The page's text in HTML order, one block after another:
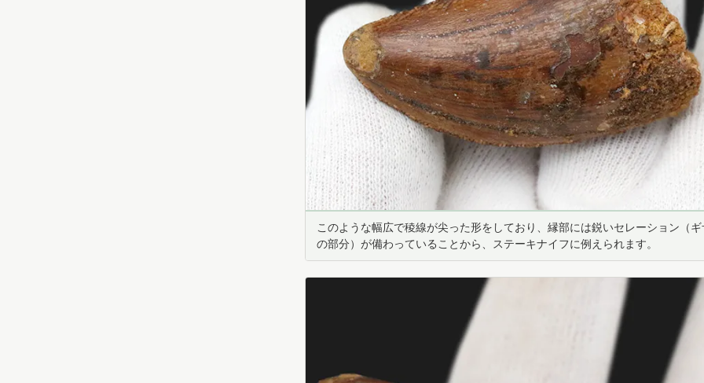
このような幅広で稜線が尖った形をしており、縁部には鋭いセレーション（
の部分）が備わっていることから、ステーキナイフに例えられます。